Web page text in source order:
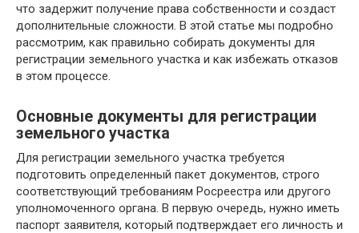
что задержит получение права собственности и создаст
дополнительные сложности. В этой статье мы подробно
рассмотрим, как правильно собирать документы для
регистрации земельного участка и как избежать отказов
в этом процессе.
Основные документы для регистрации
земельного участка
Для регистрации земельного участка требуется
подготовить определенный пакет документов, строго
соответствующий требованиям Росреестра или другого
уполномоченного органа. В первую очередь, нужно иметь
паспорт заявителя, который подтверждает его личность и